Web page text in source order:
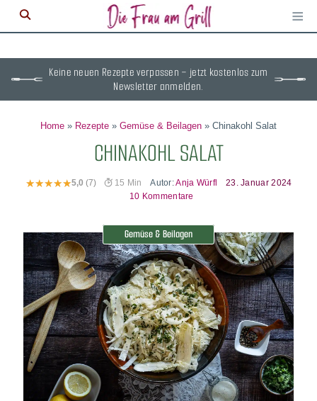
≡
Keine neuen Rezepte verpassen – jetzt kostenlos zum
Newsletter anmelden.
Home » Rezepte » Gemüse & Beilagen » Chinakohl Salat
CHINAKOHL SALAT
5,0 (7) 15 Min Autor:Anja Würfl
23. Januar 2024
10 Kommentare
Gemüse & Beilagen